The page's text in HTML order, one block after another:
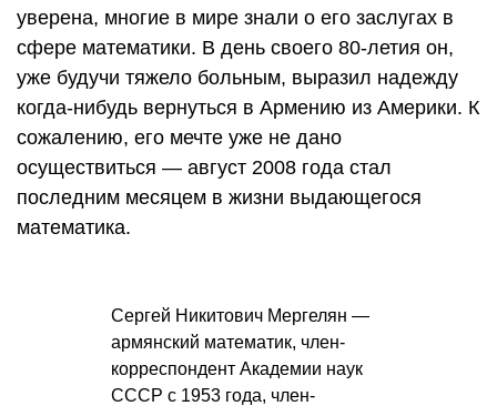
уверена, многие в мире знали о его заслугах в
сфере математики. В день своего 80-летия он,
уже будучи тяжело больным, выразил надежду
когда-нибудь вернуться в Армению из Америки. К
сожалению, его мечте уже не дано
осуществиться — август 2008 года стал
последним месяцем в жизни выдающегося
математика.
Сергей Никитович Мергелян —
армянский математик, член-
корреспондент Академии наук
СССР с 1953 года, член-